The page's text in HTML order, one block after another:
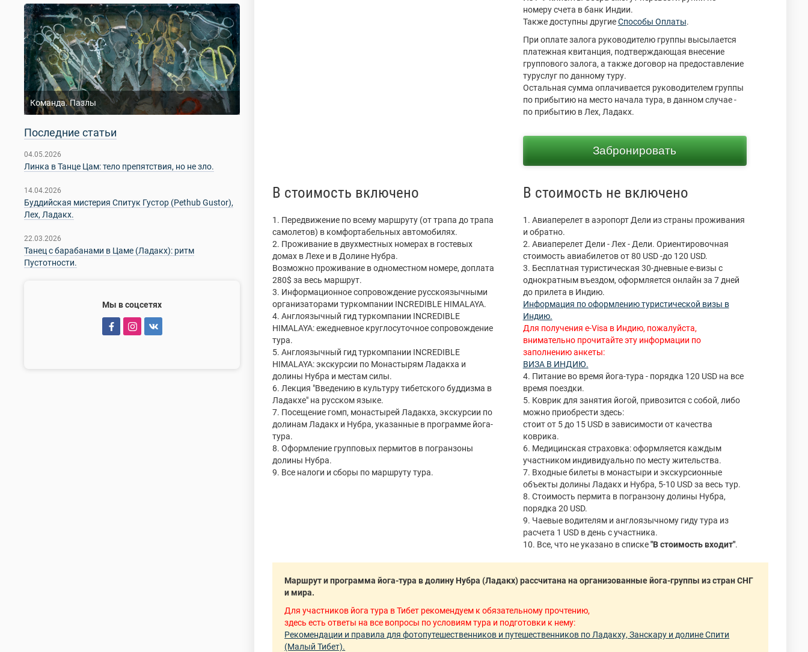
Команда. Пазлы
Последние статьи
04.05.2026
Линка в Танце Цам: тело препятствия, но не зло.
14.04.2026
Буддийская мистерия Спитук Густор (Pethub Gustor),
Лех, Ладакх.
22.03.2026
Танец с барабанами в Цаме (Ладакх): ритм
Пустотности.
Мы в соцсетях
номеру счета в банк Индии.
Также доступны другиеСпособы Оплаты.
При оплате залога руководителю группы высылается
платежная квитанция, подтверждающая внесение
группового залога, а также договор на предоставление
туруслуг по данному туру.
Остальная сумма оплачивается руководителем группы
по прибытию на место начала тура, в данном случае -
по прибытию в Лех, Ладакх.
Забронировать
В стоимость включено
1. Передвижение по всему маршруту (от трапа до трапа
самолетов) в комфортабельных автомобилях.
2. Проживание в двухместных номерах в гостевых
домах в Лехе и в Долине Нубра.
Возможно проживание в одноместном номере, доплата
280$ за весь маршрут.
3. Информационное сопровождение русскоязычными
организаторами туркомпании INCREDIBLE HIMALAYA.
4. Англоязычный гид туркомпании INCREDIBLE
HIMALAYA: ежедневное круглосуточное сопровождение
тура.
5. Англоязычный гид туркомпании INCREDIBLE
HIMALAYA: экскурсии по Монастырям Ладакха и
долины Нубра и местам силы.
6. Лекция "Введению в культуру тибетского буддизма в
Ладакхе" на русском языке.
7. Посещение гомп, монастырей Ладакха, экскурсии по
долинам Ладакх и Нубра, указанные в программе йога-
тура.
8. Оформление групповых пермитов в погранзоны
долины Нубра.
9. Все налоги и сборы по маршруту тура.
В стоимость не включено
1. Авиаперелет в аэропорт Дели из страны проживания
и обратно.
2. Авиаперелет Дели - Лех - Дели. Ориентировочная
стоимость авиабилетов от 80 USD -до 120 USD.
3. Бесплатная туристическая 30-дневные е-визы с
однократным въездом, оформляется онлайн за 7 дней
до прилета в Индию.
Информация по оформлению туристической визы в
Индию.
Для получения e-Visa в Индию, пожалуйста,
внимательно прочитайте эту информации по
заполнению анкеты:
ВИЗА В ИНДИЮ.
4. Питание во время йога-тура - порядка 120 USD на все
время поездки.
5. Коврик для занятия йогой, привозится с собой, либо
можно приобрести здесь:
стоит от 5 до 15 USD в зависимости от качества
коврика.
6. Медицинская страховка: оформляется каждым
участником индивидуально по месту жительства.
7. Входные билеты в монастыри и экскурсионные
объекты долины Ладакх и Нубра, 5-10 USD за весь тур.
8. Стоимость пермита в погранзону долины Нубра,
порядка 20 USD.
9. Чаевые водителям и англоязычному гиду тура из
расчета 1 USD в день с участника.
10. Все, что не указано в списке"В стоимость входит".
Маршрут и программа йога-тура в долину Нубра (Ладакх) рассчитана на организованные йога-группы из стран СНГ
и мира.
Для участников йога тура в Тибет рекомендуем к обязательному прочтению,
здесь есть ответы на все вопросы по условиям тура и подготовки к нему:
Рекомендации и правила для фотопутешественников и путешественников по Ладакху, Занскару и долине Спити
(Малый Тибет).